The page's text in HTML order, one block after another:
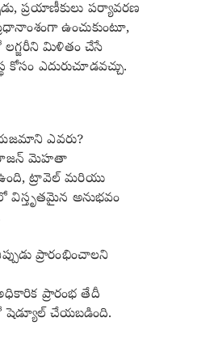
ప్రయాణీకులు పర్యావరణ
ఉంచుకుంటూ,
మిళితం చేసే
ఎదురుచూడవచ్చు.
ఎవరు?
మెహతా
ట్రావెల్ మరియు
విస్తృతమైన అనుభవం
ప్రారంభించాలని
ప్రారంభ తేదీ
షెడ్యూల్ చేయబడింది.